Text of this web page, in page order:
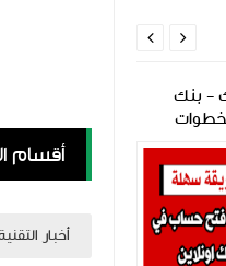
- بنك


أقسام
أخبار